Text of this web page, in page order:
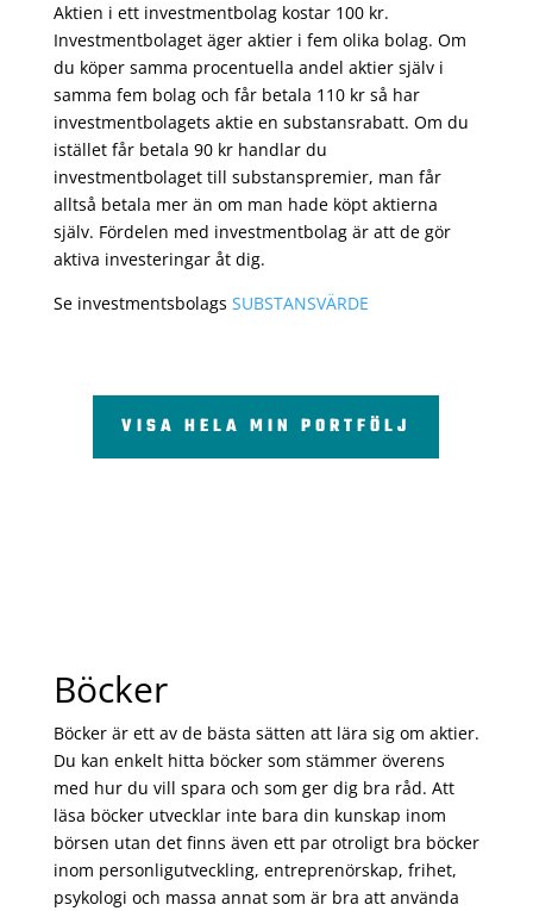
Aktien i ett investmentbolag kostar 100 kr.
Investmentbolaget äger aktier i fem olika bolag. Om
du köper samma procentuella andel aktier själv i
samma fem bolag och får betala 110 kr så har
investmentbolagets aktie en substansrabatt. Om du
istället får betala 90 kr handlar du
investmentbolaget till substanspremier, man får
alltså betala mer än om man hade köpt aktierna
själv. Fördelen med investmentbolag är att de gör
aktiva investeringar åt dig.
Se investmentsbolags SUBSTANSVÄRDE
VISA HELA MIN PORTFÖLJ
Böcker
Böcker är ett av de bästa sätten att lära sig om aktier.
Du kan enkelt hitta böcker som stämmer överens
med hur du vill spara och som ger dig bra råd. Att
läsa böcker utvecklar inte bara din kunskap inom
börsen utan det finns även ett par otroligt bra böcker
inom personligutveckling, entreprenörskap, frihet,
psykologi och massa annat som är bra att använda